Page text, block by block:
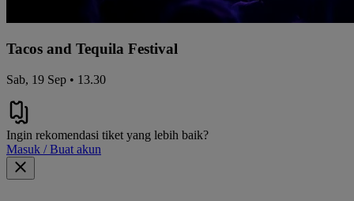
Tacos and Tequila Festival
Sab, 19 Sep • 13.30
Ingin rekomendasi tiket yang lebih baik?
Masuk / Buat akun